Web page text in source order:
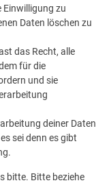
Einwilligung zu
Daten löschen zu
das Recht, alle
für die
und sie
deiner Daten
sei denn es gibt
bitte. Bitte beziehe